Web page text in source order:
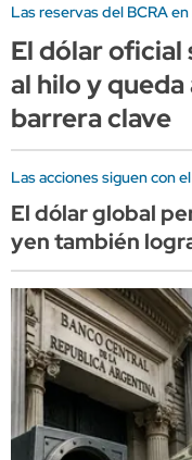
Las reservas del BCRA
El dólar
al hilo y
barrera clave
Las acciones siguen con
El dólar global
yen también